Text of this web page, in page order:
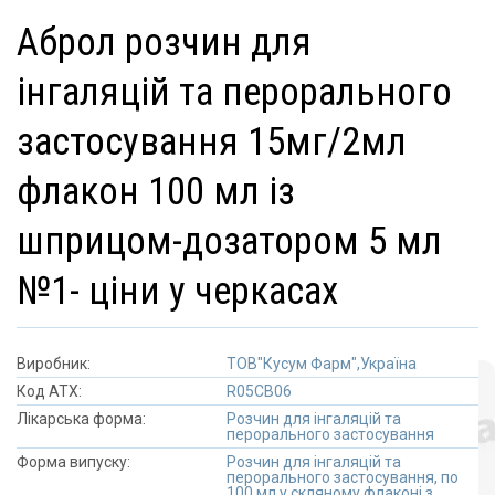
аброл розчин для
інгаляцій та перорального
застосування 15мг/2мл
флакон 100 мл із
шприцом-дозатором 5 мл
№1- ціни у черкасах
Виробник:
ТОВ"Кусум Фарм",Україна
Код АТХ:
R05CB06
Лікарська форма:
Розчин для інгаляцій та
перорального застосування
Форма випуску:
Розчин для інгаляцій та
перорального застосування, по